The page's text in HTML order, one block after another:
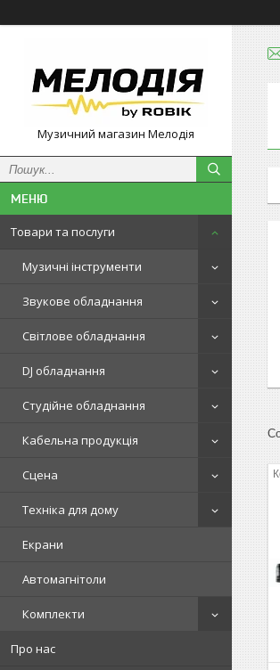
Музичний магазин Мелодія
Товари та послуги
Музичні інструменти
Звукове обладнання
Світлове обладнання
DJ обладнання
Студійне обладнання
Кабельна продукція
Сцена
Техніка для дому
Екрани
Автомагнітоли
Комплекти
Про нас